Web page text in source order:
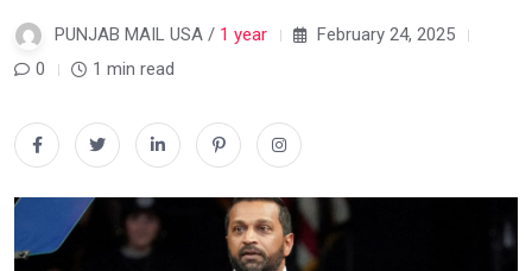
PUNJAB MAIL USA / 1 year
February 24, 2025
0
1 min read